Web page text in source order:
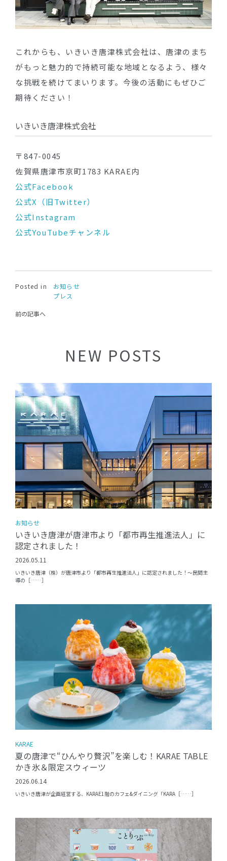
NEW POSTS
お知らせ
いきいき唐津が唐津市より「都市再生推進法人」に
認定されました！
2026.05.11
いきいき唐津（株）が唐津市より「都市再生推進法人」に認定されました！〜民間主
導の［……］
KARAE
夏の唐津で“ひんやり贅沢”を楽しむ！KARAE TABLE
かき氷＆限定スウィーツ
2026.06.14
いきいき唐津が企画経営する、KARAE1階のカフェ&ダイニング「KARA［……］
これからも、いきいき唐津株式会社は、唐津のまち
がもっと魅力的で持続可能な地域となるよう、様々
な挑戦を続けてまいります。今後の活動にもぜひご
期待ください！
いきいき唐津株式会社
〒847-0045
佐賀県唐津市京町1783 KARAE内
公式Facebook
公式X（旧Twitter）
公式Instagram
公式YouTubeチャンネル
Posted in
お知らせ
プレス
前の記事へ